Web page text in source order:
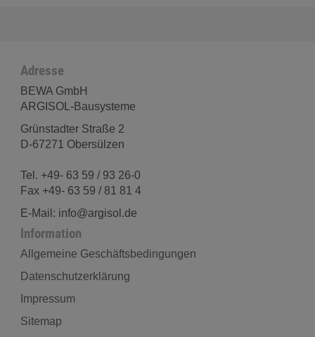
Adresse
BEWA GmbH
ARGISOL-Bausysteme
Grünstadter Straße 2
D-67271 Obersülzen
Tel. +49- 63 59 / 93 26-0
Fax +49- 63 59 / 81 81 4
E-Mail: info@argisol.de
Information
Allgemeine Geschäftsbedingungen
Datenschutzerklärung
Impressum
Sitemap